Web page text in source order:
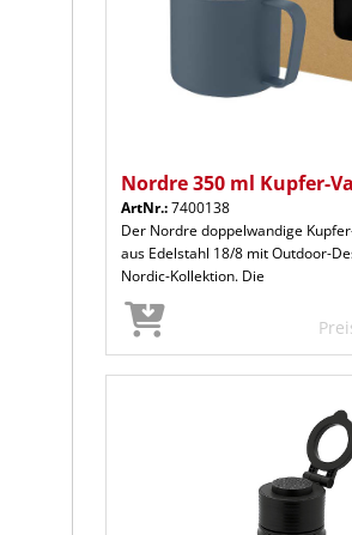
Nordre 350 ml Kupfer-
ArtNr.:7400138
Der Nordre doppelwandige
aus Edelstahl 18/8 mit Outdoor-
Nordic-Kollektion. Die